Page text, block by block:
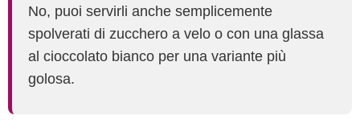
No, puoi servirli anche semplicemente
spolverati di zucchero a velo o con una glassa
al cioccolato bianco per una variante più
golosa.